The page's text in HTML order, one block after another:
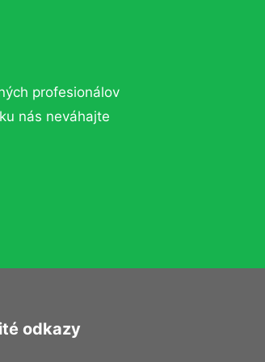
profesionálov
nás neváhajte
odkazy